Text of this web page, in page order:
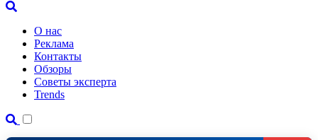
О нас
Реклама
Контакты
Обзоры
Советы эксперта
Trends